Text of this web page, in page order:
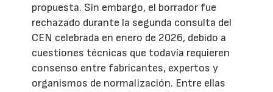
propuesta. Sin embargo, el borrador fue
rechazado durante la segunda consulta del
CEN celebrada en enero de 2026, debido a
cuestiones técnicas que todavía requieren
consenso entre fabricantes, expertos y
organismos de normalización. Entre ellas